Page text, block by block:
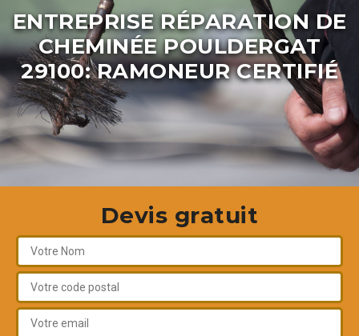
ENTREPRISE RÉPARATION DE
CHEMINÉE POULDERGAT
29100: RAMONEUR CERTIFIÉ
Devis gratuit